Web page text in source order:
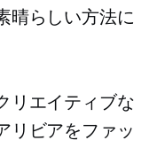
晴らしい方法に
リエイティブな
リビアをファッ